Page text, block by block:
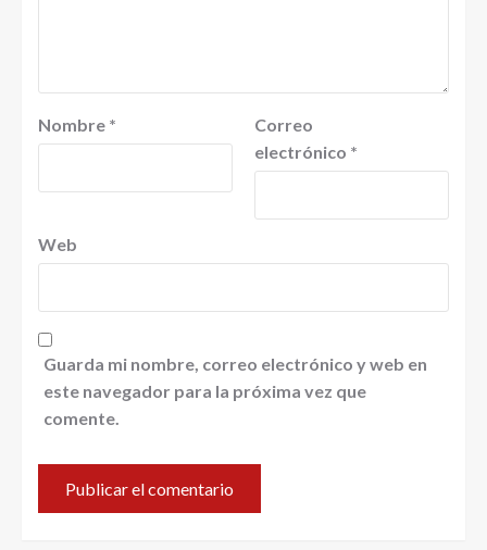
Nombre *
Correo
electrónico *
Web
Guarda mi nombre, correo electrónico y web en
este navegador para la próxima vez que
comente.